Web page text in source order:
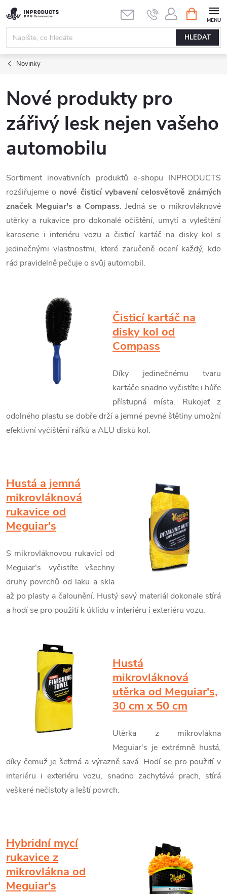
Přejít
na
obsah
HLEDAT
NÁKUPNÍ
KOŠÍK
Novinky
Nové produkty pro
zářivý lesk nejen vašeho
automobilu
Sortiment inovativních produktů e-shopu INPRODUCTS
rozšiřujeme o nové čisticí vybavení celosvětově známých
značek Meguiar's a Compass. Jedná se o mikrovláknové
utěrky a rukavice pro dokonalé očištění, umytí a vyleštění
karoserie i interiéru vozu a čisticí kartáč na disky kol s
jedinečnými vlastnostmi, které zaručeně ocení každý, kdo
rád pravidelně pečuje o svůj automobil.
Čisticí kartáč na
disky kol od
Compass
Díky jedinečnému tvaru
kartáče snadno vyčistíte i hůře
přístupná místa. Rukojeť z
odolného plastu se dobře drží a jemné pevné štětiny umožní
efektivní vyčištění ráfků a ALU disků kol.
Hustá a jemná
mikrovláknová
rukavice od
Meguiar's
S mikrovláknovou rukavicí od
Meguiar's vyčistíte všechny
druhy povrchů od laku a skla
až po plasty a čalounění. Hustý savý materiál dokonale stírá
a hodí se pro použití k úklidu v interiéru i exteriéru vozu.
Hustá
mikrovláknová
utěrka od Meguiar's,
30 cm x 50 cm
Utěrka z mikrovlákna
Meguiar's je extrémně hustá,
díky čemuž je šetrná a výrazně savá. Hodí se pro použití v
interiéru i exteriéru vozu, snadno zachytává prach, stírá
veškeré nečistoty a leští povrch.
Hybridní mycí
rukavice z
mikrovlákna od
Meguiar's